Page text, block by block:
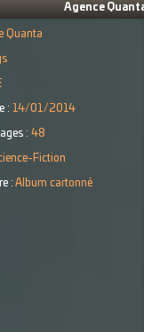
Agence
Quanta
: 14/01/2014
: 48
Fiction
: Album cartonné